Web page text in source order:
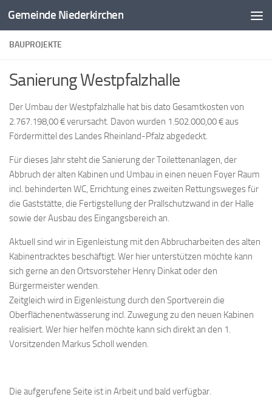
Zum Inhalt springen
Gemeinde Niederkirchen
BAUPROJEKTE
Sanierung Westpfalzhalle
Der Umbau der Westpfalzhalle hat bis dato Gesamtkosten von
2.767.198,00 € verursacht. Davon wurden 1.502.000,00 € aus
Fördermittel des Landes Rheinland-Pfalz abgedeckt.
Für dieses Jahr steht die Sanierung der Toilettenanlagen, der
Abbruch der alten Kabinen und Umbau in einen neuen Foyer Raum
incl. behinderten WC, Errichtung eines zweiten Rettungsweges für
die Gaststätte, die Fertigstellung der Prallschutzwand in der Halle
sowie der Ausbau des Eingangsbereich an.
Aktuell sind wir in Eigenleistung mit den Abbrucharbeiten des alten
Kabinentracktes beschäftigt. Wer hier unterstützen möchte kann
sich gerne an den Ortsvorsteher Henry Dinkat oder den
Bürgermeister wenden.
Zeitgleich wird in Eigenleistung durch den Sportverein die
Oberflächenentwässerung incl. Zuwegung zu den neuen Kabinen
realisiert. Wer hier helfen möchte kann sich direkt an den 1.
Vorsitzenden Markus Scholl wenden.
Die aufgerufene Seite ist in Arbeit und bald verfügbar.